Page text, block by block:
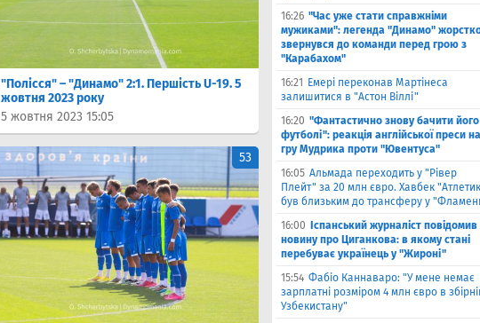
"Полісся" – "Динамо" 2:1. Першість U-19. 5
жовтня 2023 року
5 жовтня 2023 15:05
53
16:26 "Час уже стати справжніми
мужиками": легенда "Динамо"
звернувся до команди перед грою з
"Карабахом"
16:21
Емері переконав Мартінеса
залишитися в "Астон Віллі"
16:20 "Фантастично знову бачити його
футболі": реакція англійської преси на
гру Мудрика проти "Ювентуса"
16:05 Альмада переходить у "Рівер
Плейт" за 20 млн євро. Хавбек
був близьким до трансферу у
16:00
Іспанський журналіст повідомив
новину про Циганкова: в якому стані
перебуває українець у "Жироні"
15:54 Фабіо Каннаваро: "У мене немає
зарплатні розміром 4 млн євро в
Узбекистану"